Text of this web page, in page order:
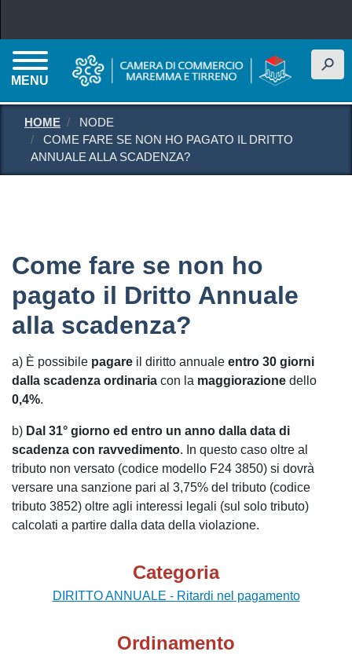
MENU
h
HOME
NODE
COME FARE SE NON HO PAGATO IL DRITTO
ANNUALE ALLA SCADENZA?
Come fare se non ho
pagato il Dritto Annuale
alla scadenza?
a) È possibile pagare il diritto annuale entro 30 giorni
dalla scadenza ordinaria con la maggiorazione dello
0,4%.
b) Dal 31° giorno ed entro un anno dalla data di
scadenza con ravvedimento. In questo caso oltre al
tributo non versato (codice modello F24 3850) si dovrà
versare una sanzione pari al 3,75% del tributo (codice
tributo 3852) oltre agli interessi legali (sul solo tributo)
calcolati a partire dalla data della violazione.
Categoria
DIRITTO ANNUALE - Ritardi nel pagamento
Ordinamento